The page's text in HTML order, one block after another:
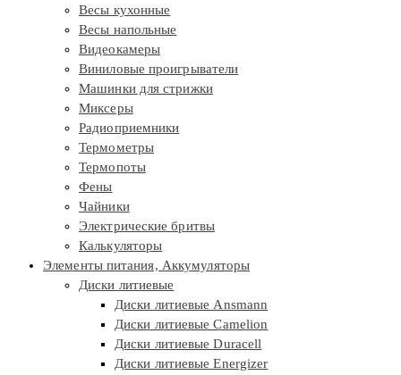
Весы кухонные
Весы напольные
Видеокамеры
Виниловые проигрыватели
Машинки для стрижки
Миксеры
Радиоприемники
Термометры
Термопоты
Фены
Чайники
Электрические бритвы
Калькуляторы
Элементы питания, Аккумуляторы
Диски литиевые
Диски литиевые Ansmann
Диски литиевые Camelion
Диски литиевые Duracell
Диски литиевые Energizer